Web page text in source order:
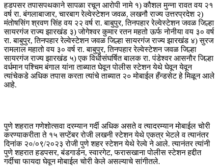
हडपसर तपासपथकाने सापळा रचून आरोपी नामे १) कौशल मुन्ना रावत वय २१
वर्ष रा. बंगलाबाजार, चारबाग रेल्वेस्टेशन जवळ, लखनौ राज्य उत्तरप्रदेश २)
मंतोषसिंग श्रवण सिंह वय २२ वर्ष रा. बाबुपुर, तिनपहार रेल्वेस्टेशन जवळ जिल्हा
सायरगंज राज्य झारखंड ३) जोगेश्वर कुमार रतन महतो ऊर्फ नोनीया वय ३० वर्ष
रा. बाबुपुर, तिनपहार रेल्वेस्टेशन जवळ जिल्हा सायरगंज राज्य झारखंड ४) सुरज
रामलाल महातो वय ३० वर्ष रा. बाबुपुर, तिनपहार रेल्वेस्टेशन जवळ जिल्हा
सायरगंज राज्य झारखंड ५) एक विधीसंघर्षित बालक रा. पंडेश्वर आसनौर जिल्हा
वर्धमान पश्चिम बंगाल यांना ताब्यात घेवून पोलीस स्टेशन येथे घेवून येवून
त्यांचेकडे अधिक तपास करता त्यांचे ताब्यात २० मोबाईल हँन्डसेट हे मिळून आले
आहे.
पुणे शहरात गणेशोत्सवा दरम्यान गर्दी अधिक असते व त्यादरम्यान मोबाईल चोरी
करण्याकरीता ते १५ सप्टेंबर रोजी लखनी स्टेशन येथे एकत्र भेटले व त्यानंतर
दिनांक २०/०९/२०२३ रोजी पुणे शहर स्टेशन येथे रेल्वे ने आले. त्यानंतर त्यांनी
पुणे शहरात हडपसर, बंडगार्डन, स्वारगेट, फरासखाना पोलीस स्टेशन हद्दीत
गर्दीचा फायदा घेवून मोबाईल चोरी केले असल्याचे सांगीतले.